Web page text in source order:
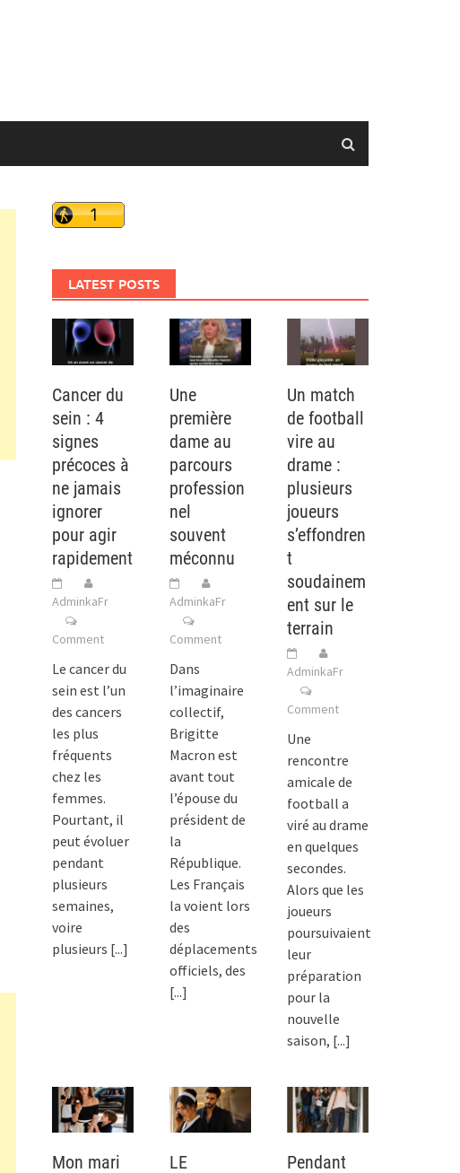
LATEST POSTS
Cancer du
sein : 4
signes
précoces à
ne jamais
ignorer
pour agir
rapidement
AdminkaFr
Comment
Le cancer du
sein est l’un
des cancers
les plus
fréquents
chez les
femmes.
Pourtant, il
peut évoluer
pendant
plusieurs
semaines,
voire
plusieurs [...]
Une
première
dame au
parcours
profession
nel
souvent
méconnu
AdminkaFr
Comment
Dans
l’imaginaire
collectif,
Brigitte
Macron est
avant tout
l’épouse du
président de
la
République.
Les Français
la voient lors
des
déplacements
officiels, des
[...]
Un match
de football
vire au
drame :
plusieurs
joueurs
s’effondren
t
soudainem
ent sur le
terrain
AdminkaFr
Comment
Une
rencontre
amicale de
football a
viré au drame
en quelques
secondes.
Alors que les
joueurs
poursuivaient
leur
préparation
pour la
nouvelle
saison, [...]
Mon mari
LE
Pendant